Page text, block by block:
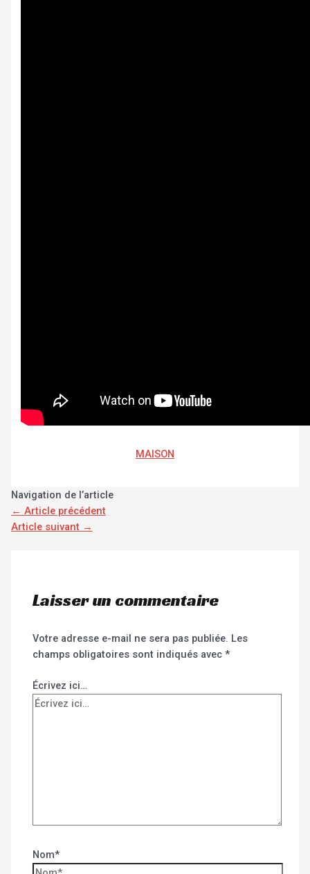
MAISON
Navigation de l’article
← Article précédent
Article suivant →
Laisser un commentaire
Votre adresse e-mail ne sera pas publiée. Les
champs obligatoires sont indiqués avec*
Écrivez ici…
Nom*